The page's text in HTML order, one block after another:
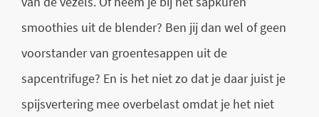
smoothies uit de blender? Ben jij dan wel of geen
voorstander van groentesappen uit de
sapcentrifuge? En is het niet zo dat je daar juist je
spijsvertering mee overbelast omdat je het niet